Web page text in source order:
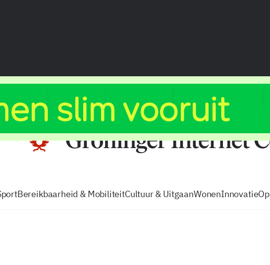
vacatures
Bereikbaarheid & MobiliteitCultuur & UitgaanWonenInnovatie